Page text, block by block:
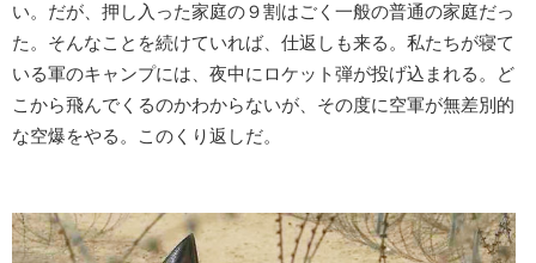
い。だが、押し入った家庭の９割はごく一般の普通の家庭だっ
た。そんなことを続けていれば、仕返しも来る。私たちが寝て
いる軍のキャンプには、夜中にロケット弾が投げ込まれる。ど
こから飛んでくるのかわからないが、その度に空軍が無差別的
な空爆をやる。このくり返しだ。